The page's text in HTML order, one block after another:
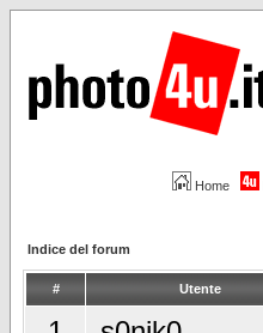
Home
Indice del forum
# Utente